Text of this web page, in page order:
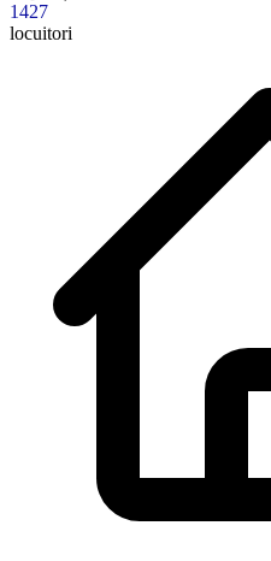
1427
locuitori